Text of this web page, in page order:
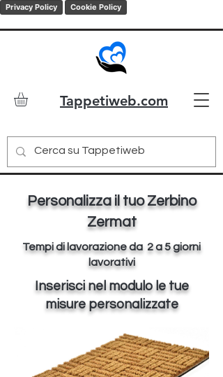
Privacy Policy Cookie Policy
Tappetiweb.com
Personalizza il tuo Zerbino
Zermat
Tempi di lavorazione da 2 a 5 giorni
lavorativi
Inserisci nel modulo le tue
misure personalizzate